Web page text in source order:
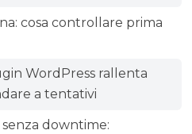
cosa controllare prima
WordPress rallenta
a tentativi
downtime: